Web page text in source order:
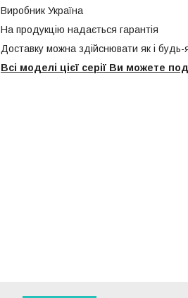
Виробник Україна
На продукцію надається гарантія
Доставку можна здійснювати як і
Всі моделі цієї серії Ви можете